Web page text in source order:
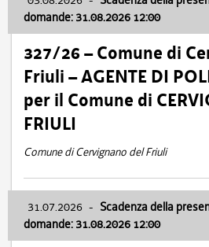
domande: 31.08.2026 12:00
327/26 – Comune di
Friuli – AGENTE DI
per il Comune di
FRIULI
Comune di Cervignano del Friuli
31.07.2026 - Scadenza della
domande: 31.08.2026 12:00